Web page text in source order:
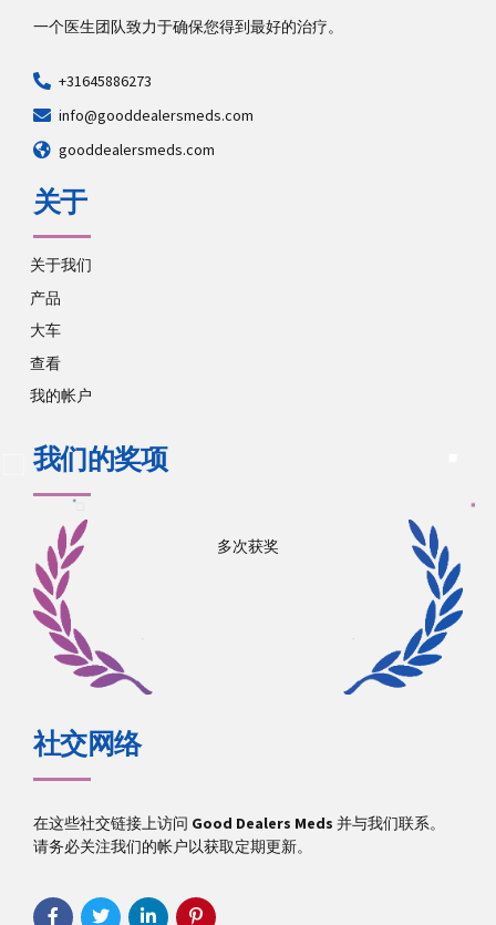
一个医生团队致力于确保您得到最好的治疗。
+31645886273
info@gooddealersmeds.com
gooddealersmeds.com
关于
关于我们
产品
大车
查看
我的帐户
我们的奖项
多次获奖
社交网络
在这些社交链接上访问 Good Dealers Meds 并与我们联系。
请务必关注我们的帐户以获取定期更新。